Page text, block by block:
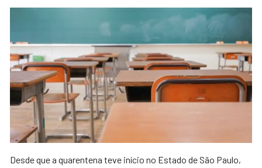
Desde que a quarentena teve início no Estado de São Paulo,